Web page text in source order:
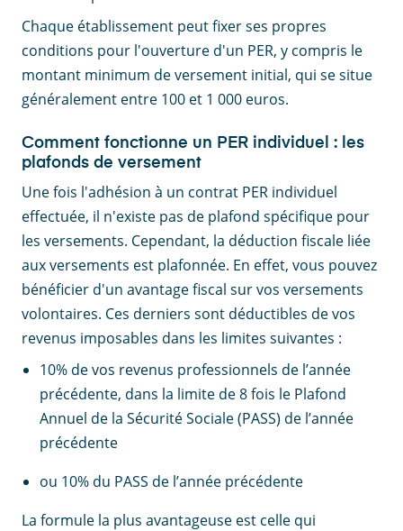
Chaque établissement peut fixer ses propres
conditions pour l'ouverture d'un PER, y compris le
montant minimum de versement initial, qui se situe
généralement entre 100 et 1 000 euros.
Comment fonctionne un PER individuel : les
plafonds de versement
Une fois l'adhésion à un contrat PER individuel
effectuée, il n'existe pas de plafond spécifique pour
les versements. Cependant, la déduction fiscale liée
aux versements est plafonnée. En effet, vous pouvez
bénéficier d'un avantage fiscal sur vos versements
volontaires. Ces derniers sont déductibles de vos
revenus imposables dans les limites suivantes :
10% de vos revenus professionnels de l’année
précédente, dans la limite de 8 fois le Plafond
Annuel de la Sécurité Sociale (PASS) de l’année
précédente
ou 10% du PASS de l’année précédente
La formule la plus avantageuse est celle qui